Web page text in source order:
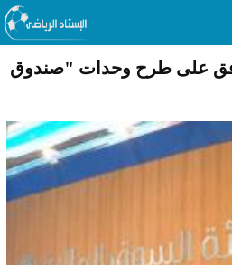
على طرح وحدات "صندوق